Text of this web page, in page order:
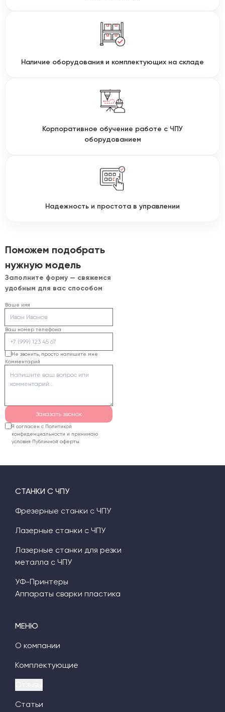
Наличие оборудования и комплектующих на складе
Корпоративное обучение работе с ЧПУ
оборудованием
Надежность и простота в управлении
Поможем подобрать
нужную модель
Заполните форму — свяжемся
удобным для вас способом
Ваше имя
Ваш номер телефона
Не звонить, просто напишите мне
Комментарий
Заказать звонок
Я согласен с Политикой
конфиденциальности и принимаю
условия Публичной оферты.
МЕНЮ
О компании
Комплектующие
Статьи
СТАНКИ С ЧПУ
Фрезерные станки с ЧПУ
Лазерные станки с ЧПУ
Лазерные станки для резки
металла с ЧПУ
УФ-Принтеры
Аппараты сварки пластика